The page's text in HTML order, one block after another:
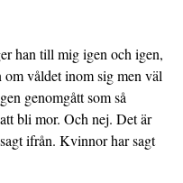
han till mig igen och igen,
om våldet inom sig men väl
genomgått som så
bli mor. Och nej. Det är
ifrån. Kvinnor har sagt